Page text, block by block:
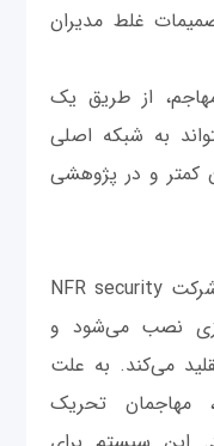
غلط مدیران
از طریق یک
به شبکه اصلی
کمتر و در پژوهشی
BOF: یک هانی‌پات کم واکنش از شرکت NFR security
نصب می‌شود و
می‌کند. به علت
مهاجمان تحریک